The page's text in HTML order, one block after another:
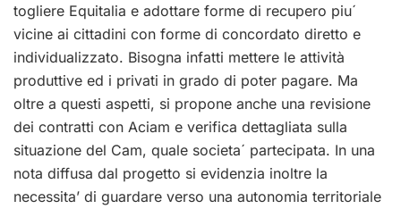
togliere Equitalia e adottare forme di recupero piu´
vicine ai cittadini con forme di concordato diretto e
individualizzato. Bisogna infatti mettere le attività
produttive ed i privati in grado di poter pagare. Ma
oltre a questi aspetti, si propone anche una revisione
dei contratti con Aciam e verifica dettagliata sulla
situazione del Cam, quale societa´ partecipata. In una
nota diffusa dal progetto si evidenzia inoltre la
necessita’ di guardare verso una autonomia territoriale